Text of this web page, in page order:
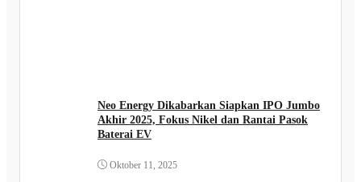
Neo Energy Dikabarkan Siapkan IPO Jumbo
Akhir 2025, Fokus Nikel dan Rantai Pasok
Baterai EV
Oktober 11, 2025